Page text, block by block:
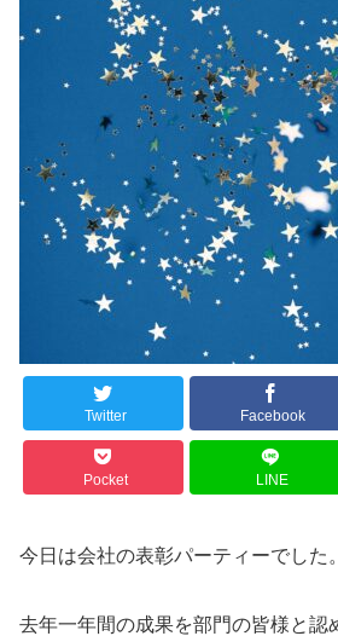
Twitter Facebook
Pocket LINE
今日は会社の表彰パーティーでした。
去年一年間の成果を部門の皆様と認